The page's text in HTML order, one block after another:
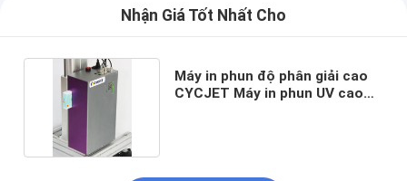
Nhận Giá Tốt Nhất Cho
Máy in phun độ phân giải cao
CYCJET Máy in phun UV cao